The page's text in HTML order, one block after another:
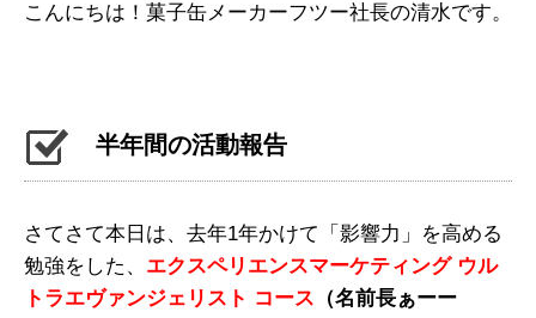
こんにちは！菓子缶メーカーフツー社長の清水です。
半年間の活動報告
さてさて本日は、去年1年かけて「影響力」を高める
勉強をした、 エクスペリエンスマーケティング ウル
トラエヴァンジェリスト コース （名前長ぁーー